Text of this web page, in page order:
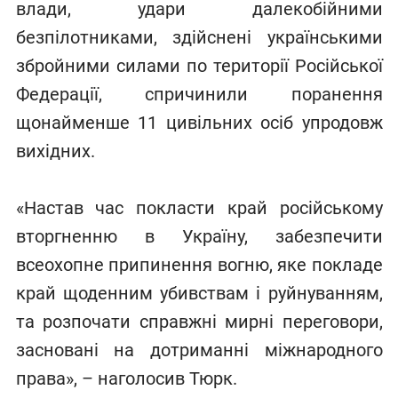
влади, удари далекобійними
безпілотниками, здійснені українськими
збройними силами по території Російської
Федерації, спричинили поранення
щонайменше 11 цивільних осіб упродовж
вихідних.
«Настав час покласти край російському
вторгненню в Україну, забезпечити
всеохопне припинення вогню, яке покладе
край щоденним убивствам і руйнуванням,
та розпочати справжні мирні переговори,
засновані на дотриманні міжнародного
права», – наголосив Тюрк.